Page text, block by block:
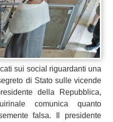
sui social riguardanti una
di Stato sulle vicende
della Repubblica,
comunica quanto
falsa. Il presidente